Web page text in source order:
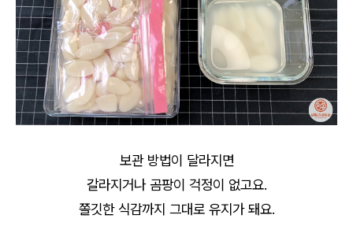
보관 방법이 달라지면
갈라지거나 곰팡이 걱정이 없고요.
쫄깃한 식감까지 그대로 유지가 돼요.